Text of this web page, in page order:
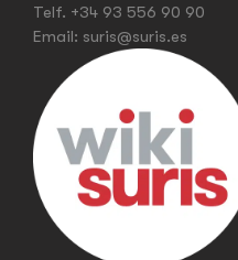
Telf. +34 93 556 90 90
Email: suris@suris.es